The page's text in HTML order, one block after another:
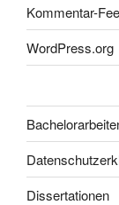
Kommentar-
WordPress.org
Dissertationen